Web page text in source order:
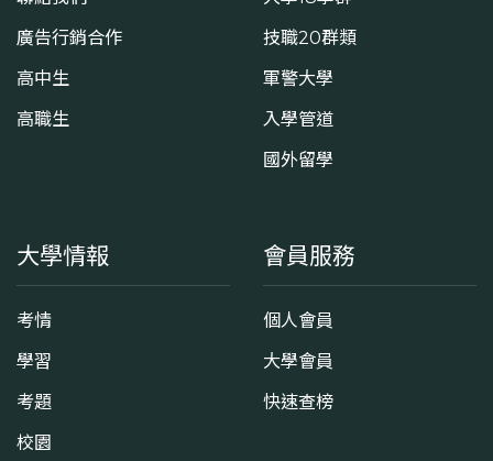
廣告行銷合作
高中生
高職生
技職20群類
軍警大學
入學管道
國外留學
大學情報
考情
學習
考題
校園
會員服務
個人會員
大學會員
快速查榜